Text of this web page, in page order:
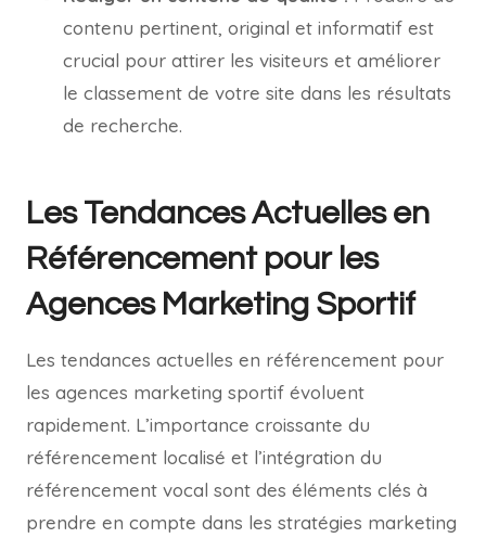
contenu pertinent, original et informatif est
crucial pour attirer les visiteurs et améliorer
le classement de votre site dans les résultats
de recherche.
Les Tendances Actuelles en
Référencement pour les
Agences Marketing Sportif
Les tendances actuelles en référencement pour
les agences marketing sportif évoluent
rapidement. L’importance croissante du
référencement localisé et l’intégration du
référencement vocal sont des éléments clés à
prendre en compte dans les stratégies marketing